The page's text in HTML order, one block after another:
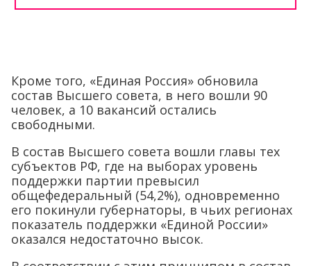
Кроме того, «Единая Россия» обновила
состав Высшего совета, в него вошли 90
человек, а 10 вакансий остались
свободными.
В состав Высшего совета вошли главы тех
субъектов РФ, где на выборах уровень
поддержки партии превысил
общефедеральный (54,2%), одновременно
его покинули губернаторы, в чьих регионах
показатель поддержки «Единой России»
оказался недостаточно высок.